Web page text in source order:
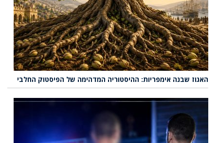
האגוז שבנה אימפריות: ההיסטוריה המדהימה של הפיסטוק החלבי